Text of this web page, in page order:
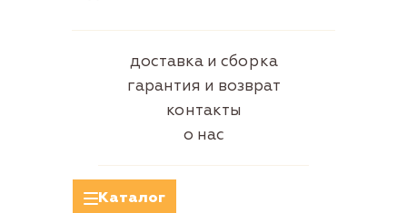
доставка и сборка
гарантия и возврат
контакты
о нас
Каталог